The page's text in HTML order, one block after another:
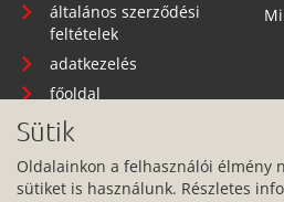
általános szerződési
feltételek
adatkezelés
főoldal
Sütik
Oldalainkon a felhasználói élmény
sütiket is használunk. Részletes